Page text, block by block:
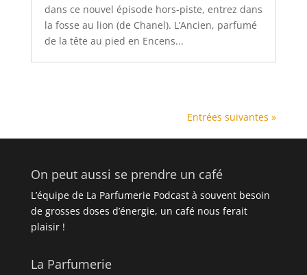
dans ce nouvel épisode hors-piste, entrez dans
la fosse au lion (de Chanel). L’Ancien, parfumé
de la tête au pied en Encens...
Entrées suivantes »
On peut aussi se prendre un café
L’équipe de La Parfumerie Podcast à souvent besoin
de grosses doses d’énergie, un café nous ferait
plaisir !
La Parfumerie